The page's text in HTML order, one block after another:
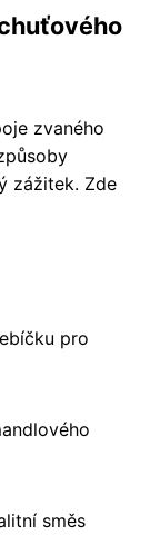
zvaného
zážitek. Zde
pro
směs